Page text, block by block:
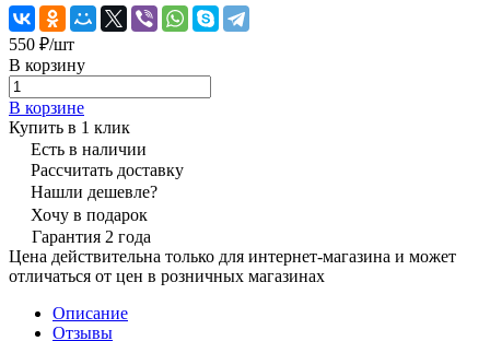
550 ₽/шт
В корзину
В корзине
Купить в 1 клик
Есть в наличии
Рассчитать доставку
Нашли дешевле?
Хочу в подарок
Гарантия 2 года
Цена действительна только для интернет-магазина и может
отличаться от цен в розничных магазинах
Описание
Отзывы